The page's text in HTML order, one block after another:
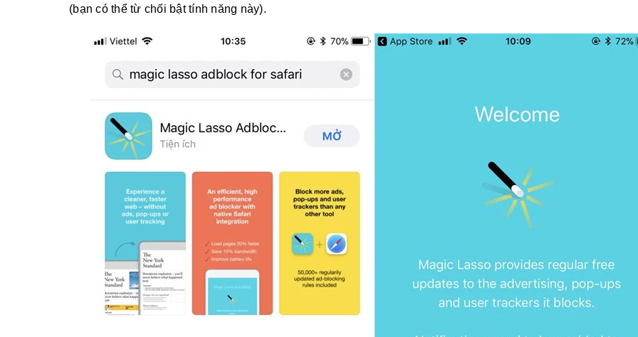
(bạn có thể từ chối bật tính năng này).